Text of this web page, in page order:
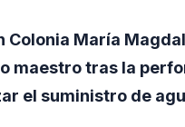
Colonia María
maestro tras la
el suministro de